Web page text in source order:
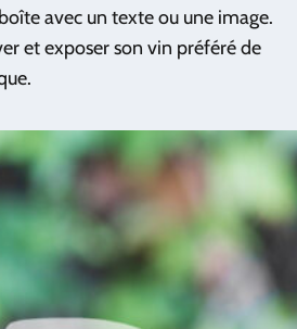
avec un texte ou une image.
et exposer son vin préféré de